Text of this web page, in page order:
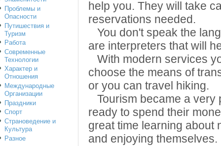
help you. They will take
reservations needed.
You don't speak the
are interpreters that will
With modern services
choose the means of
or you can travel hiking.
Tourism became a very
ready to spend their
great time learning about
and enjoying themselves.
Проблемы и
Опасности
Путишествия и
Туризм
Работа
Современные
Технологии
Характер и
Отношения
Международные
Организации
Праздники
Спорт
Страноведение и
Культура
Разное